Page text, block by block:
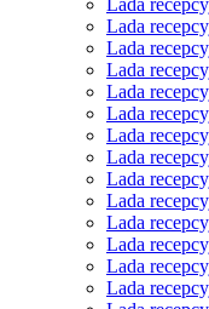
Lada
Lada
Lada
Lada
Lada
Lada
Lada
Lada
Lada
Lada
Lada
Lada
Lada
Lada